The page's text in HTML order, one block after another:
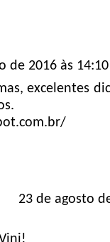
de 2016 às 14:10
excelentes
23 de agosto